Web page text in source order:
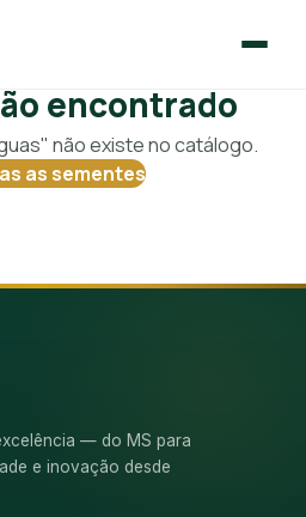
🇪🇸 Español
encontrado
não existe no catálogo.
as sementes
— do MS para
e inovação desde